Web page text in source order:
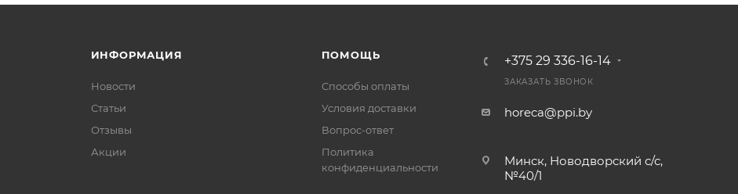
ИНФОРМАЦИЯ
Новости
Статьи
Отзывы
Акции
ПОМОЩЬ
Способы оплаты
Условия доставки
Вопрос-ответ
Политика
конфиденциальности
+375 29 336-16-14
ЗАКАЗАТЬ ЗВОНОК
horeca@ppi.by
Минск, Новодворский с/с,
№40/1